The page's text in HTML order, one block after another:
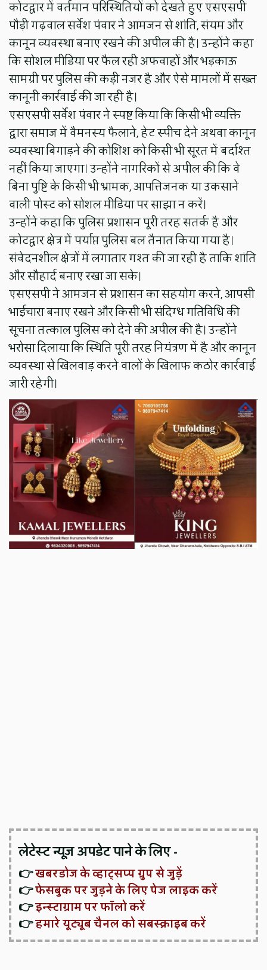
कोटद्वार में वर्तमान परिस्थितियों को देखते हुए एसएसपी
पौड़ी गढ़वाल सर्वेश पंवार ने आमजन से शांति, संयम और
कानून व्यवस्था बनाए रखने की अपील की है। उन्होंने कहा
कि सोशल मीडिया पर फैल रही अफवाहों और भड़काऊ
सामग्री पर पुलिस की कड़ी नजर है और ऐसे मामलों में सख्त
कानूनी कार्रवाई की जा रही है।
एसएसपी सर्वेश पंवार ने स्पष्ट किया कि किसी भी व्यक्ति
द्वारा समाज में वैमनस्य फैलाने, हेट स्पीच देने अथवा कानून
व्यवस्था बिगाड़ने की कोशिश को किसी भी सूरत में बर्दाश्त
नहीं किया जाएगा। उन्होंने नागरिकों से अपील की कि वे
बिना पुष्टि के किसी भी भ्रामक, आपत्तिजनक या उकसाने
वाली पोस्ट को सोशल मीडिया पर साझा न करें।
उन्होंने कहा कि पुलिस प्रशासन पूरी तरह सतर्क है और
कोटद्वार क्षेत्र में पर्याप्त पुलिस बल तैनात किया गया है।
संवेदनशील क्षेत्रों में लगातार गश्त की जा रही है ताकि शांति
और सौहार्द बनाए रखा जा सके।
एसएसपी ने आमजन से प्रशासन का सहयोग करने, आपसी
भाईचारा बनाए रखने और किसी भी संदिग्ध गतिविधि की
सूचना तत्काल पुलिस को देने की अपील की है। उन्होंने
भरोसा दिलाया कि स्थिति पूरी तरह नियंत्रण में है और कानून
व्यवस्था से खिलवाड़ करने वालों के खिलाफ कठोर कार्रवाई
जारी रहेगी।
लेटेस्ट न्यूज़ अपडेट पाने के लिए -
👉खबरडोज के व्हाट्सप्प ग्रुप से जुड़ें
👉फेसबुक पर जुड़ने के लिए पेज लाइक करें
👉इन्स्टाग्राम पर फॉलो करें
👉हमारे यूट्यूब चैनल को सबस्क्राइब करें